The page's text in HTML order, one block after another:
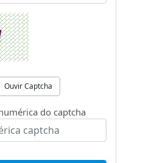
Ouvir Captcha
do captcha